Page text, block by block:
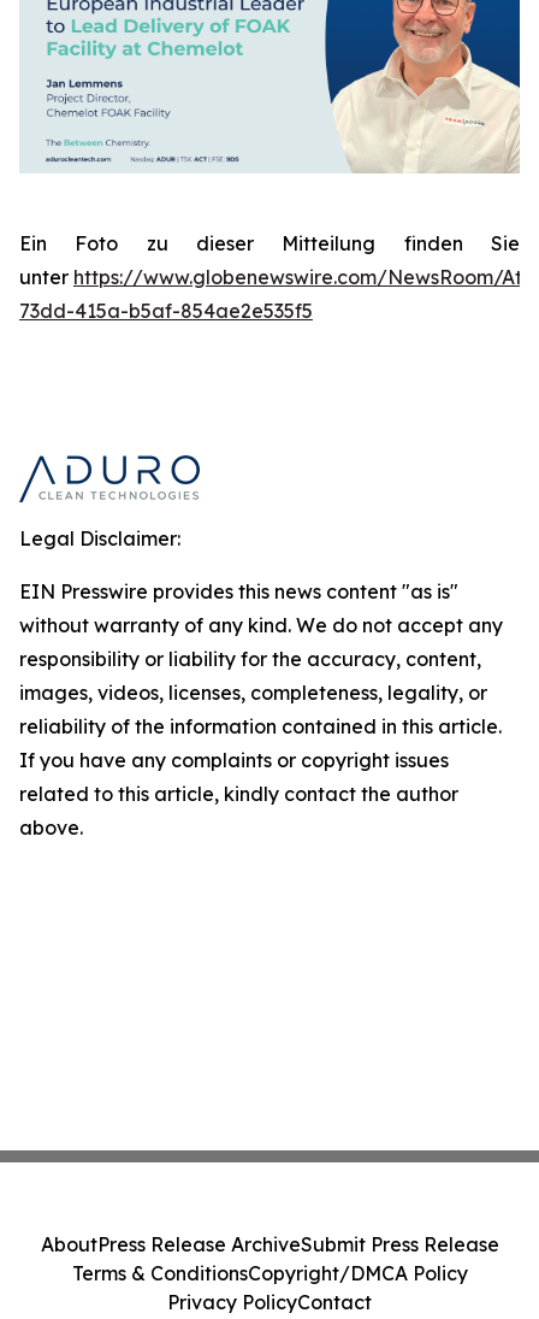
Ein Foto zu dieser Mitteilung finden Sie
unter https://www.globenewswire.com/NewsRoom/
73dd-415a-b5af-854ae2e535f5
Legal Disclaimer:
EIN Presswire provides this news content "as is"
without warranty of any kind. We do not accept any
responsibility or liability for the accuracy, content,
images, videos, licenses, completeness, legality, or
reliability of the information contained in this article.
If you have any complaints or copyright issues
related to this article, kindly contact the author
above.
AboutPress Release ArchiveSubmit Press Release
Terms & ConditionsCopyright/DMCA Policy
Privacy PolicyContact